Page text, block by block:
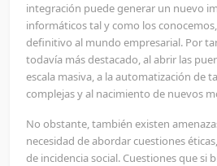
integración puede generar un nuevo
informáticos tal y como los
definitivo al mundo empresarial. Por
todavía más destacado, al abrir las
escala masiva, a la automatización de
complejas y al nacimiento de nuevos
No obstante, también existen
necesidad de abordar cuestiones
de incidencia social. Cuestiones que si